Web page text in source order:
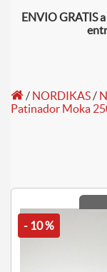
ENVIO GRATIS
/ NORDIKAS/
Patinador Moka
- 10 %